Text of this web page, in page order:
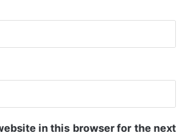
in this browser for the next